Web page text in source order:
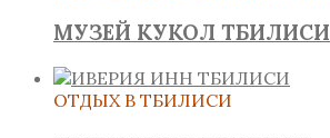
МУЗЕЙ КУКОЛ ТБИЛИСИ
ОТДЫХ В ТБИЛИСИ